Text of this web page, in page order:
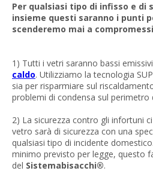
Per qualsiasi tipo di infisso e di
insieme questi saranno i punti
scenderemo mai a
1) Tutti i vetri saranno bassi
caldo. Utilizziamo la tecnologia
sia per risparmiare sul
problemi di condensa sul perimetro
2) La sicurezza contro gli infortuni
vetro sarà di sicurezza con una
qualsiasi tipo di incidente
minimo previsto per legge, questo
del Sistemabisacchi®.